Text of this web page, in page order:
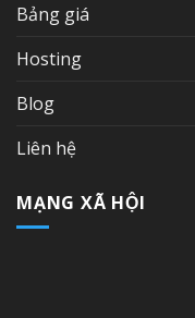
Bảng giá
Hosting
Blog
Liên hệ
MẠNG XÃ HỘI